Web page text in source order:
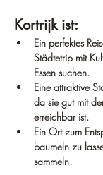
Kortrijk ist:
Ein perfektes
Städtetrip mit
Essen suchen.
Eine attraktive
da sie gut mit
erreichbar ist.
Ein Ort zum
baumeln zu
sammeln.